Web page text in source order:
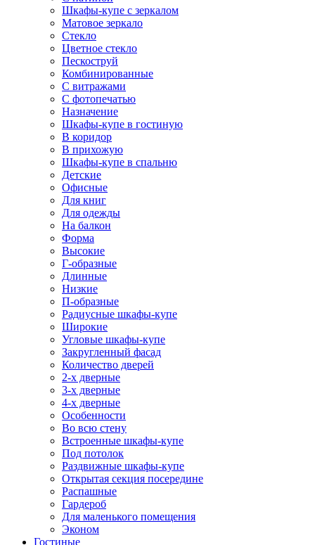
Шкафы-купе с зеркалом
Матовое зеркало
Стекло
Цветное стекло
Пескоструй
Комбинированные
С витражами
С фотопечатью
Назначение
Шкафы-купе в гостиную
В коридор
В прихожую
Шкафы-купе в спальню
Детские
Офисные
Для книг
Для одежды
На балкон
Форма
Высокие
Г-образные
Длинные
Низкие
П-образные
Радиусные шкафы-купе
Широкие
Угловые шкафы-купе
Закругленный фасад
Количество дверей
2-х дверные
3-х дверные
4-х дверные
Особенности
Во всю стену
Встроенные шкафы-купе
Под потолок
Раздвижные шкафы-купе
Открытая секция посередине
Распашные
Гардероб
Для маленького помещения
Эконом
Гостиные